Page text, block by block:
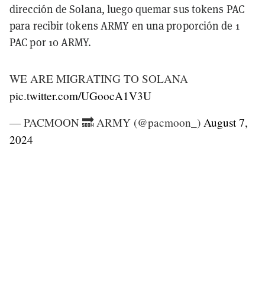
dirección de Solana, luego quemar sus tokens PAC
para recibir tokens ARMY en una proporción de 1
PAC por 10 ARMY.
WE ARE MIGRATING TO SOLANA
pic.twitter.com/UGoocA1V3U
— PACMOON 🔜 ARMY (@pacmoon_) August 7,
2024